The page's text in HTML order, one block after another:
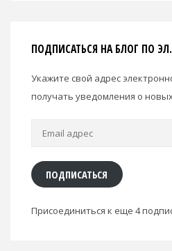
ПОДПИСАТЬСЯ НА БЛОГ ПО
Укажите свой адрес
получать уведомления о
Email
ПОДПИСАТЬСЯ
Присоединиться к еще 4